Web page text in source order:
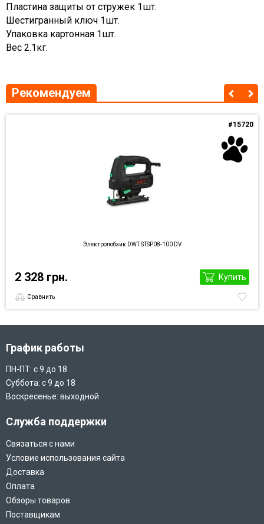
Пластина защиты от стружек 1шт.
Шестигранный ключ 1шт.
Упаковка картонная 1шт.
Вес 2.1кг.
Рекомендуем
#15720
Электролобзик DWT STSP08-100 DV
2 328 грн. Купить
Сравнить
График работы
ПН-ПТ: с 9 до 18
Суббота: с 9 до 18
Воскресенье: выходной
Служба поддержки
Связаться с нами
Условие использования сайта
Доставка
Оплата
Обзоры товаров
Поставщикам